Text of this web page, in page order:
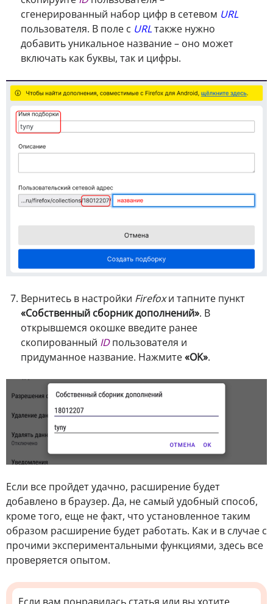
сгенерированный набор цифр в сетевом URL
пользователя. В поле с URLтакже нужно
добавить уникальное название – оно может
включать как буквы, так и цифры.
Вернитесь в настройки Firefoxи тапните пункт
«Собственный сборник дополнений». В
открывшемся окошке введите ранее
скопированный IDпользователя и
придуманное название. Нажмите«OK».
Если все пройдет удачно, расширение будет
добавлено в браузер. Да, не самый удобный способ,
кроме того, еще не факт, что установленное таким
образом расширение будет работать. Как и в случае с
прочими экспериментальными функциями, здесь все
проверяется опытом.